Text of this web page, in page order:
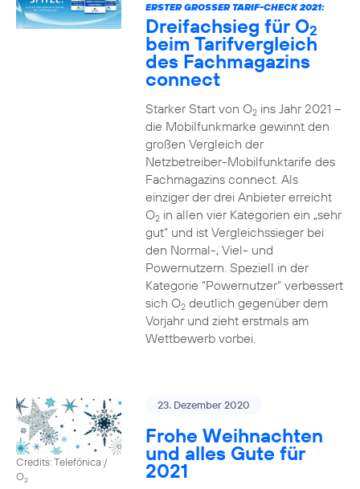
ERSTER GROSSER TARIF-CHECK 2021:
Dreifachsieg für O2
beim Tarifvergleich
des Fachmagazins
connect
Starker Start von O2ins Jahr 2021 –
die Mobilfunkmarke gewinnt den
großen Vergleich der
Netzbetreiber-Mobilfunktarife des
Fachmagazins connect. Als
einziger der drei Anbieter erreicht
O2in allen vier Kategorien ein „sehr
gut“ und ist Vergleichssieger bei
den Normal-, Viel- und
Powernutzern. Speziell in der
Kategorie “Powernutzer” verbessert
sich O2deutlich gegenüber dem
Vorjahr und zieht erstmals am
Wettbewerb vorbei.
Credits: Telefónica /
O2
23. Dezember 2020
Frohe Weihnachten
und alles Gute für
2021